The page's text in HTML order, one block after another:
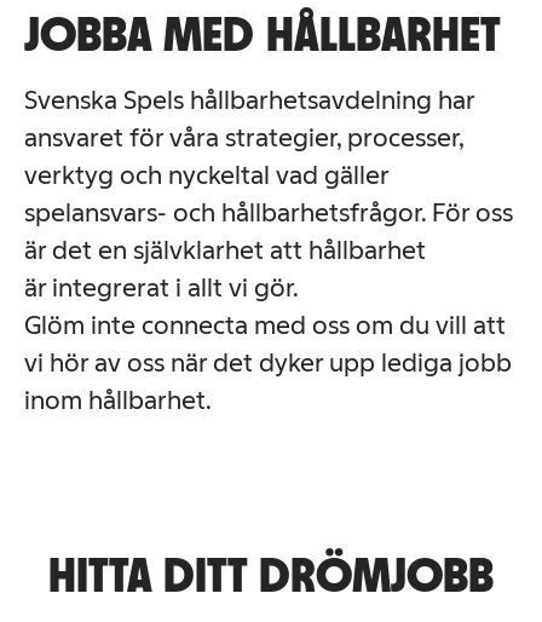
JOBBA MED HÅLLBARHET
Svenska Spels hållbarhetsavdelning har
ansvaret för våra strategier, processer,
verktyg och nyckeltal vad gäller
spelansvars- och hållbarhetsfrågor. För oss
är det en självklarhet att hållbarhet
är integrerat i allt vi gör.
Glöm inte connecta med oss om du vill att
vi hör av oss när det dyker upp lediga jobb
inom hållbarhet.
HITTA DITT DRÖMJOBB